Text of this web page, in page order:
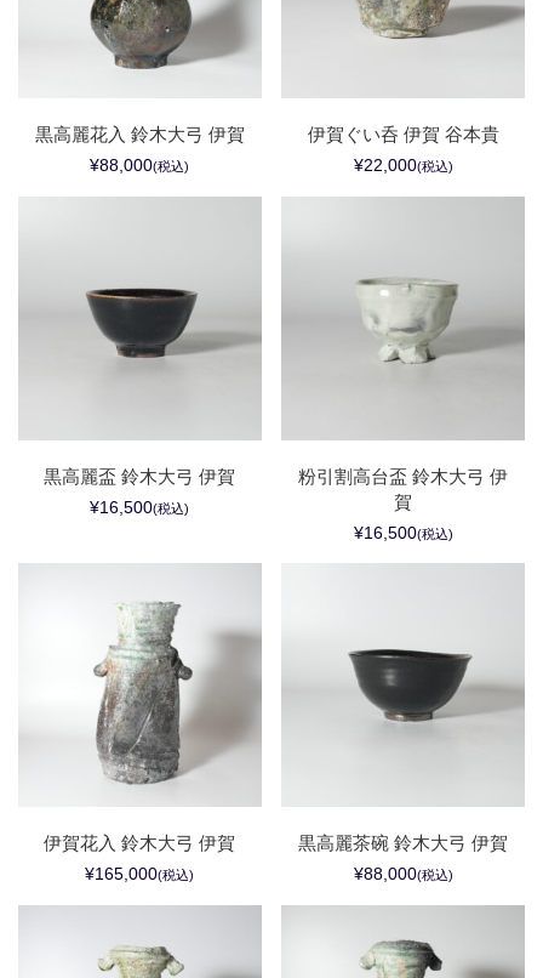
黒高麗花入 鈴木大弓 伊賀
¥88,000(税込)
伊賀ぐい呑 伊賀 谷本貴
¥22,000(税込)
黒高麗盃 鈴木大弓 伊賀
¥16,500(税込)
粉引割高台盃 鈴木大弓 伊
賀
¥16,500(税込)
伊賀花入 鈴木大弓 伊賀
¥165,000(税込)
黒高麗茶碗 鈴木大弓 伊賀
¥88,000(税込)